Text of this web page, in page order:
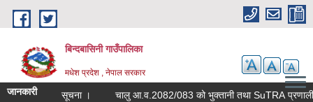
Skip to main content
बिन्दबासिनी गाउँपालिका
मधेश प्रदेश , नेपाल सरकार
जानकारी सूचना । चालु आ.व.2082/083 को